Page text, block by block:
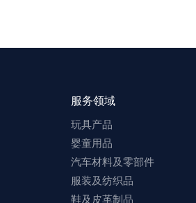
服务领域
玩具产品
婴童用品
汽车材料及零部件
服装及纺织品
鞋及皮革制品